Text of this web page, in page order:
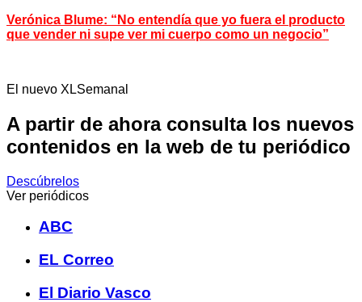
Verónica Blume: “No entendía que yo fuera el producto
que vender ni supe ver mi cuerpo como un negocio”
El nuevo XLSemanal
A partir de ahora consulta los nuevos
contenidos en la web de tu periódico
Descúbrelos
Ver periódicos
ABC
EL Correo
El Diario Vasco